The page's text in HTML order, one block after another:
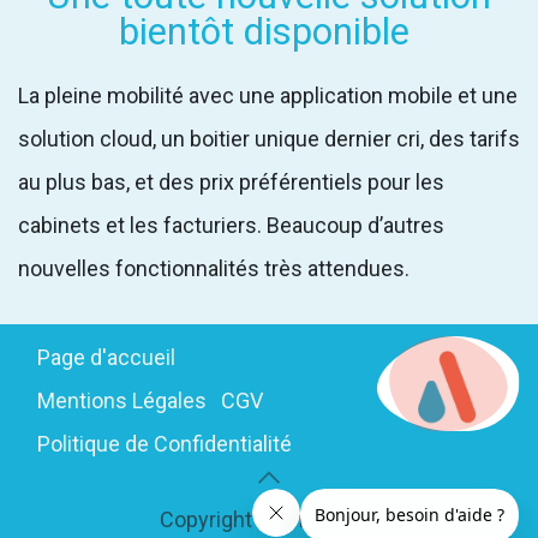
bientôt disponible
La pleine mobilité avec une application mobile et une
solution cloud, un boitier unique dernier cri, des tarifs
au plus bas, et des prix préférentiels pour les
cabinets et les facturiers. Beaucoup d’autres
nouvelles fonctionnalités très attendues.
Page d'accueil
Mentions Légales
CGV
Politique de Confidentialité
Copyright © Andreane